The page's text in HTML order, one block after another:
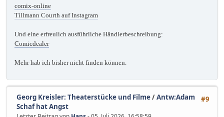
comix-online
Tillmann Courth auf Instagram
Und eine erfreulich ausführliche Händlerbeschreibung:
Comicdealer
Mehr hab ich bisher nicht finden können.
#9
Georg Kreisler: Theaterstücke und Filme/Antw:Adam
Schaf hat Angst